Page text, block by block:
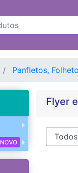
Panfletos,
NOVO
Flyer